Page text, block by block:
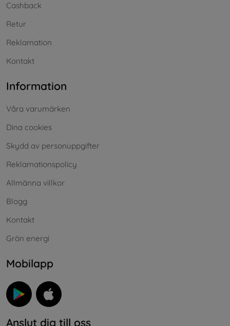
Cashback
Retur
Reklamation
Kontakt
Information
Våra varumärken
Dina cookies
Skydd av personuppgifter
Reklamationspolicy
Allmänna villkor
Blogg
Kontakt
Grön energi
Mobilapp
Anslut dig till oss